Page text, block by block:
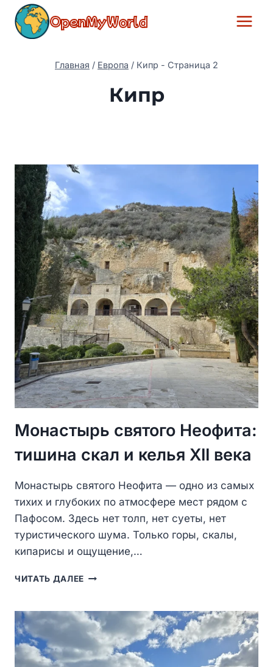
Перейти
содержимому
OpenMyWorld
Главная / Европа / Кипр - Страница 2
Кипр
Монастырь святого Неофита:
тишина скал и келья XII века
Монастырь святого Неофита — одно из самых
тихих и глубоких по атмосфере мест рядом с
Пафосом. Здесь нет толп, нет суеты, нет
туристического шума. Только горы, скалы,
кипарисы и ощущение,…
ЧИТАТЬ ДАЛЕЕ МОНАСТЫРЬ
ТИШИНА
СКАЛ
И
КЕЛЬЯ